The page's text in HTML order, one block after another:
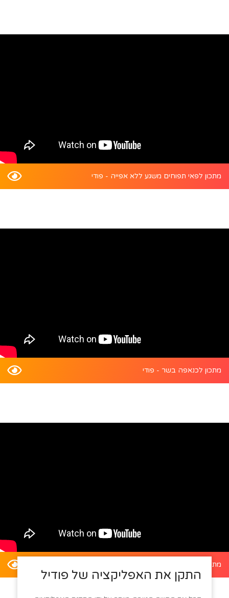
מתכון לפאי תפוחים משגע ללא אפייה - פודי
מתכון לכנאפה בשר - פודי
מתכון לדלעת ערמונים במילוי סלט קינואה - פודי
התקן את האפליקציה של פודיל